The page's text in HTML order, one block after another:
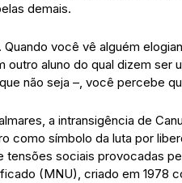
demais.
você vê alguém
aluno do qual dizem ser
não seja –, você percebe
a intransigência de
como símbolo da luta por
tensões sociais provocadas
(MNU), criado em 1978